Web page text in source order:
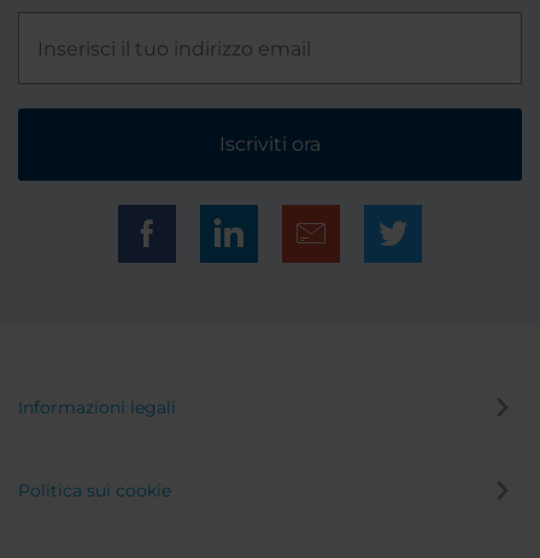
Iscriviti ora
Informazioni legali
Politica sui cookie